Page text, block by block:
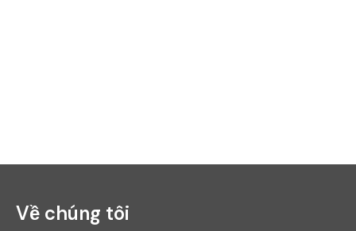
Về chúng tôi